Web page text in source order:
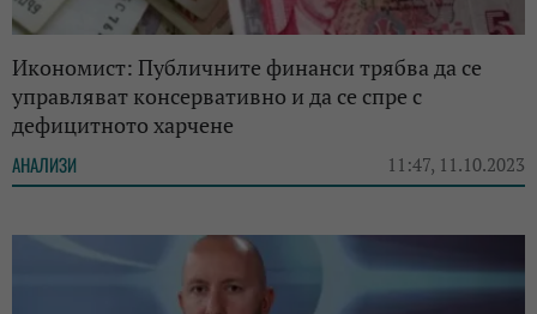
Икономист: Публичните финанси трябва да се
управляват консервативно и да се спре с
дефицитното харчене
АНАЛИЗИ 11:47, 11.10.2023